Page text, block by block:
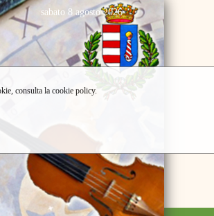
sabato 8 agosto 2026
consulta la cookie policy.